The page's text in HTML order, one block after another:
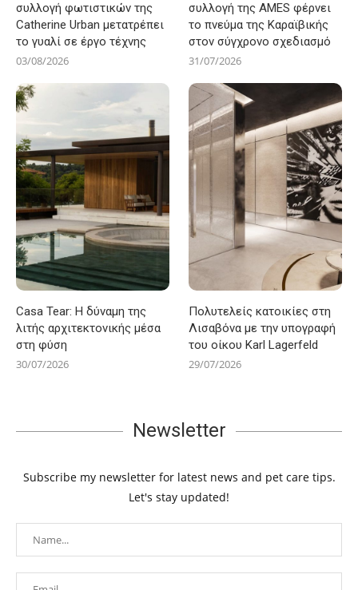
συλλογή φωτιστικών της
Catherine Urban μετατρέπει
το γυαλί σε έργο τέχνης
03/08/2026
συλλογή της AMES φέρνει
το πνεύμα της Καραϊβικής
στον σύγχρονο σχεδιασμό
31/07/2026
Casa Tear: Η δύναμη της
λιτής αρχιτεκτονικής μέσα
στη φύση
30/07/2026
Πολυτελείς κατοικίες στη
Λισαβόνα με την υπογραφή
του οίκου Karl Lagerfeld
29/07/2026
Newsletter
Subscribe my newsletter for latest news and pet care tips.
Let's stay updated!